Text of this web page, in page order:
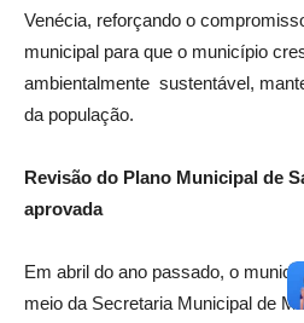
Venécia, reforçando o
municipal para que o município
ambientalmente sustentável,
da população.
Revisão do Plano Municipal de
aprovada
Em abril do ano passado, o
meio da Secretaria Municipal de